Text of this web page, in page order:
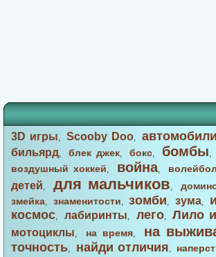
3D игры,Scooby Doo,автомобили
бильярд,блек джек,бокс, бомбы,
воздушный хоккей, война, волейбол
детей, для мальчиков,
змейка, знаменитости,зомби, зума,
космос, лабиринты, лего,Лило
мотоциклы, на время, на
точность, найди отличия,